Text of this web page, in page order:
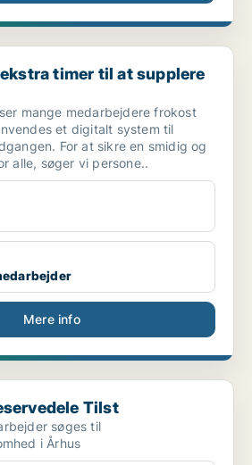
til at supplere din in...
timer til at supplere
mange medarbejdere frokost
et digitalt system til
For at sikre en smidig og
alle, søger vi persone..
Mere info
Tilst
Tilst
søges til
i Århus